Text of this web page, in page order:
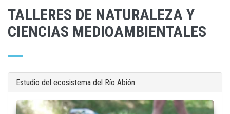
TALLERES DE NATURALEZA Y
CIENCIAS MEDIOAMBIENTALES
Estudio del ecosistema del Río Abión